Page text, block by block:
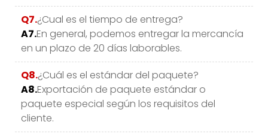
Q7.¿Cual es el tiempo de entrega?
A7.En general, podemos entregar la mercancía
en un plazo de 20 días laborables.
Q8.¿Cuál es el estándar del paquete?
A8.Exportación de paquete estándar o
paquete especial según los requisitos del
cliente.